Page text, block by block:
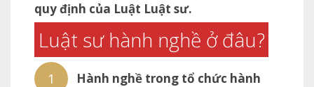
quy định của Luật Luật sư.
Luật sư hành nghề ở đâu?
Hành nghề trong tổ chức hành